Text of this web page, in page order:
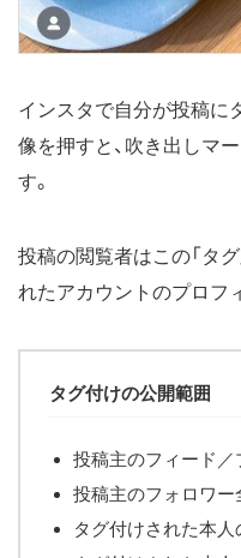
インスタで自分が投稿に
像を押すと、吹き出しマ
す。
投稿の閲覧者はこの「タ
れたアカウントのプロフ
タグ付けの公開範囲
投稿主のフィード／
投稿主のフォロワー
タグ付けされた本